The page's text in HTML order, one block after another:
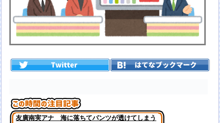
友廣南実アナ 海に落ちてパンツが透けてしまう